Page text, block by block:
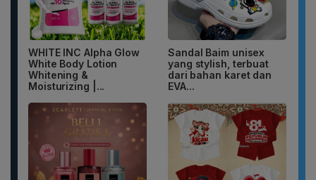
WHITE INC Alpha Glow
White Body Lotion
Whitening &
Moisturizing |...
Sandal Baim unisex
yang stylish, terbuat
dari bahan karet dan
EVA...